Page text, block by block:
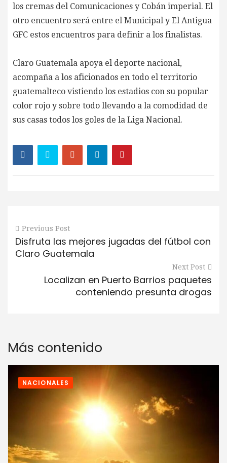
los cremas del Comunicaciones y Cobán imperial. El
otro encuentro será entre el Municipal y El Antigua
GFC estos encuentros para definir a los finalistas.
Claro Guatemala apoya el deporte nacional,
acompaña a los aficionados en todo el territorio
guatemalteco vistiendo los estadios con su popular
color rojo y sobre todo llevando a la comodidad de
sus casas todos los goles de la Liga Nacional.
Previous Post
Disfruta las mejores jugadas del fútbol con
Claro Guatemala
Next Post
Localizan en Puerto Barrios paquetes
conteniendo presunta drogas
Más contenido
NACIONALES